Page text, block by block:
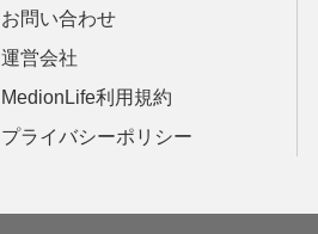
お問い合わせ
運営会社
MedionLife利用規約
プライバシーポリシー